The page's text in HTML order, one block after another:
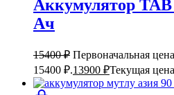
Аккумулятор
Ач
15400₽ Первоначальная
15400 ₽.13900 ₽Текущая